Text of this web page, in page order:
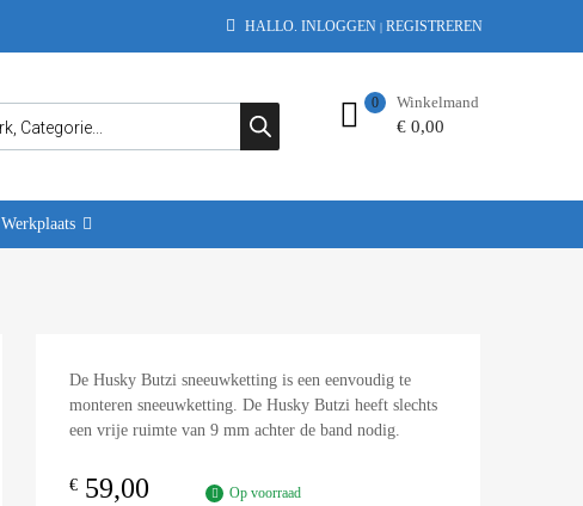
HALLO. INLOGGEN | REGISTREREN
Winkelmand
€ 0,00
0
Werkplaats
De Husky Butzi sneeuwketting is een eenvoudig te
monteren sneeuwketting. De Husky Butzi heeft slechts
een vrije ruimte van 9 mm achter de band nodig.
€ 59,00 Op voorraad